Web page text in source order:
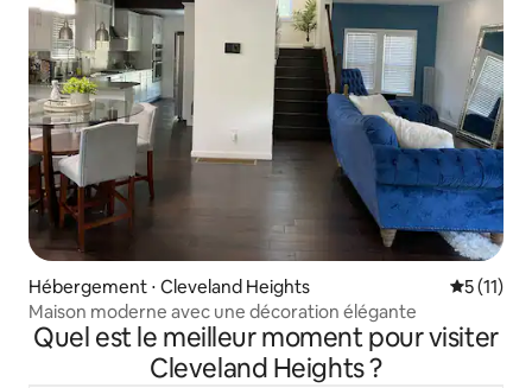
Hébergement ⋅ Cleveland Heights
5 (11)
Maison moderne avec une décoration élégante
Quel est le meilleur moment pour visiter
Cleveland Heights ?